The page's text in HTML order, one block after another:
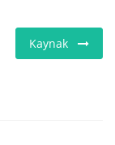
Kaynak